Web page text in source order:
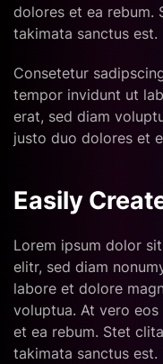
dolores et ea rebum.
takimata sanctus
Consetetur
tempor invidunt ut
erat, sed diam
justo duo dolores et
Easily
Lorem ipsum dolor
elitr, sed diam
labore et dolore
voluptua. At vero
et ea rebum. Stet
takimata sanctus